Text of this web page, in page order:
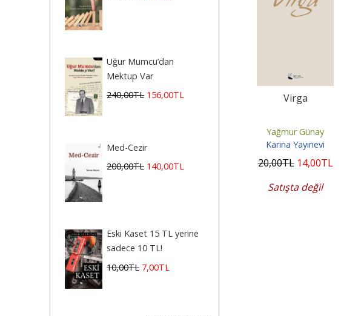
Uğur Mumcu’dan
Mektup Var
240,00TL 156,00TL
Med-Cezir
200,00TL 140,00TL
Eski Kaset 15 TL yerine
sadece 10 TL!
10,00TL 7,00TL
Virga
Yağmur Günay
Karina Yayınevi
20,00TL 14,00TL
Satışta değil